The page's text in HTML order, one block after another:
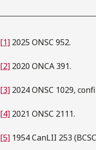
[1] 2025 ONSC 952.
[2] 2020 ONCA 391.
[3] 2024 ONSC 1029,
[4] 2021 ONSC 2111.
[5] 1954 CanLII 253